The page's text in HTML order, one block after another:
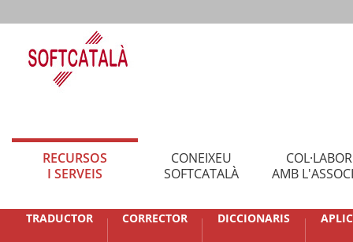
RECURSOS
I SERVEIS
CONEIXEU
SOFTCATALÀ
AMB
TRADUCTOR CORRECTOR DICCIONARIS